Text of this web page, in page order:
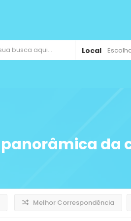
Local
panorâmica da
Melhor Correspondência